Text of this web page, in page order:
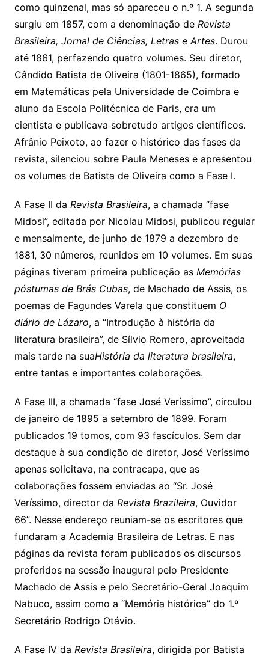
como quinzenal, mas só apareceu o n.º 1. A segunda
surgiu em 1857, com a denominação de Revista
Brasileira, Jornal de Ciências, Letras e Artes. Durou
até 1861, perfazendo quatro volumes. Seu diretor,
Cândido Batista de Oliveira (1801-1865), formado
em Matemáticas pela Universidade de Coimbra e
aluno da Escola Politécnica de Paris, era um
cientista e publicava sobretudo artigos científicos.
Afrânio Peixoto, ao fazer o histórico das fases da
revista, silenciou sobre Paula Meneses e apresentou
os volumes de Batista de Oliveira como a Fase I.
A Fase II da Revista Brasileira, a chamada “fase
Midosi”, editada por Nicolau Midosi, publicou regular
e mensalmente, de junho de 1879 a dezembro de
1881, 30 números, reunidos em 10 volumes. Em suas
páginas tiveram primeira publicação as Memórias
póstumas de Brás Cubas, de Machado de Assis, os
poemas de Fagundes Varela que constituem O
diário de Lázaro, a “Introdução à história da
literatura brasileira”, de Sílvio Romero, aproveitada
mais tarde na suaHistória da literatura brasileira,
entre tantas e importantes colaborações.
A Fase III, a chamada “fase José Veríssimo”, circulou
de janeiro de 1895 a setembro de 1899. Foram
publicados 19 tomos, com 93 fascículos. Sem dar
destaque à sua condição de diretor, José Veríssimo
apenas solicitava, na contracapa, que as
colaborações fossem enviadas ao “Sr. José
Veríssimo, director da Revista Brazileira, Ouvidor
66”. Nesse endereço reuniam-se os escritores que
fundaram a Academia Brasileira de Letras. E nas
páginas da revista foram publicados os discursos
proferidos na sessão inaugural pelo Presidente
Machado de Assis e pelo Secretário-Geral Joaquim
Nabuco, assim como a “Memória histórica” do 1.º
Secretário Rodrigo Otávio.
A Fase IV da Revista Brasileira, dirigida por Batista